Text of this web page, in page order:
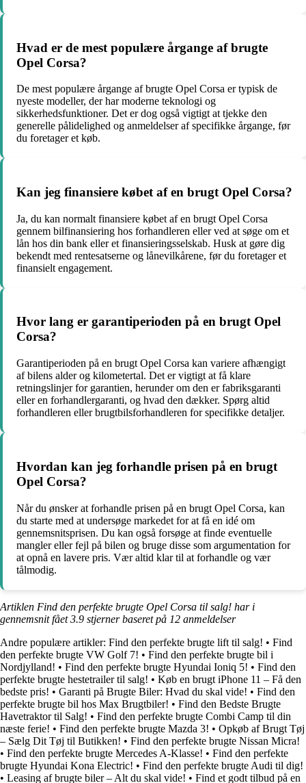
Hvad er de mest populære årgange af brugte
Opel Corsa?
De mest populære årgange af brugte Opel Corsa er typisk de
nyeste modeller, der har moderne teknologi og
sikkerhedsfunktioner. Det er dog også vigtigt at tjekke den
generelle pålidelighed og anmeldelser af specifikke årgange, før
du foretager et køb.
Kan jeg finansiere købet af en brugt Opel Corsa?
Ja, du kan normalt finansiere købet af en brugt Opel Corsa
gennem bilfinansiering hos forhandleren eller ved at søge om et
lån hos din bank eller et finansieringsselskab. Husk at gøre dig
bekendt med rentesatserne og lånevilkårene, før du foretager et
finansielt engagement.
Hvor lang er garantiperioden på en brugt Opel
Corsa?
Garantiperioden på en brugt Opel Corsa kan variere afhængigt
af bilens alder og kilometertal. Det er vigtigt at få klare
retningslinjer for garantien, herunder om den er fabriksgaranti
eller en forhandlergaranti, og hvad den dækker. Spørg altid
forhandleren eller brugtbilsforhandleren for specifikke detaljer.
Hvordan kan jeg forhandle prisen på en brugt
Opel Corsa?
Når du ønsker at forhandle prisen på en brugt Opel Corsa, kan
du starte med at undersøge markedet for at få en idé om
gennemsnitsprisen. Du kan også forsøge at finde eventuelle
mangler eller fejl på bilen og bruge disse som argumentation for
at opnå en lavere pris. Vær altid klar til at forhandle og vær
tålmodig.
Artiklen Find den perfekte brugte Opel Corsa til salg! har i
gennemsnit fået3.9 stjerner baseret på 12 anmeldelser
Andre populære artikler: Find den perfekte brugte lift til salg! • Find
den perfekte brugte VW Golf 7! • Find den perfekte brugte bil i
Nordjylland! • Find den perfekte brugte Hyundai Ioniq 5! • Find den
perfekte brugte hestetrailer til salg! • Køb en brugt iPhone 11 – Få den
bedste pris! • Garanti på Brugte Biler: Hvad du skal vide! • Find den
perfekte brugte bil hos Max Brugtbiler! • Find den Bedste Brugte
Havetraktor til Salg! • Find den perfekte brugte Combi Camp til din
næste ferie! • Find den perfekte brugte Mazda 3! • Opkøb af Brugt Tøj
– Sælg Dit Tøj til Butikken! • Find den perfekte brugte Nissan Micra!
• Find den perfekte brugte Mercedes A-Klasse! • Find den perfekte
brugte Hyundai Kona Electric! • Find den perfekte brugte Audi til dig!
• Leasing af brugte biler – Alt du skal vide! • Find et godt tilbud på en